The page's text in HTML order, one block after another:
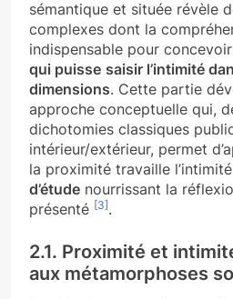
sémantique et située révèle
complexes dont la
indispensable pour concevoir
qui puisse saisir l’intimité
dimensions. Cette partie
approche conceptuelle qui,
dichotomies classiques
intérieur/extérieur, permet
la proximité travaille
d’étude nourrissant la
présenté [3] .
2.1. Proximité et
aux métamorphoses